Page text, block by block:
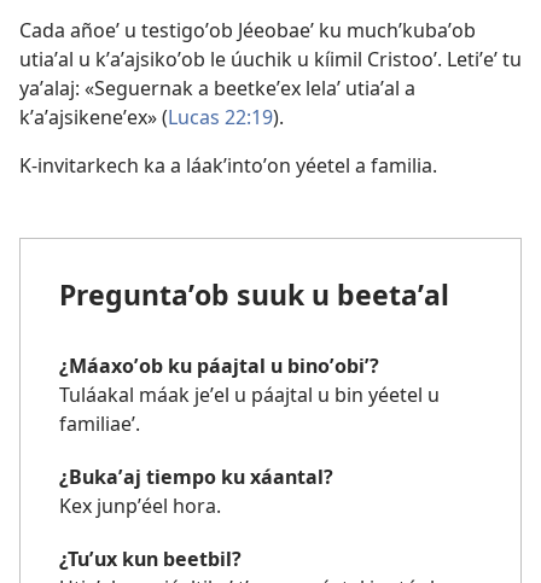
Cada añoeʼ u testigoʼob Jéeobaeʼ ku muchʼkubaʼob
utiaʼal u kʼaʼajsikoʼob le úuchik u kíimil Cristooʼ. Letiʼeʼ tu
yaʼalaj: «Seguernak a beetkeʼex lelaʼ utiaʼal a
kʼaʼajsikeneʼex» (Lucas 22:19).
K-invitarkech ka a láakʼintoʼon yéetel a familia.
Preguntaʼob suuk u beetaʼal
¿Máaxoʼob ku páajtal u binoʼobiʼ?
Tuláakal máak jeʼel u páajtal u bin yéetel u
familiaeʼ.
¿Bukaʼaj tiempo ku xáantal?
Kex junpʼéel hora.
¿Tuʼux kun beetbil?